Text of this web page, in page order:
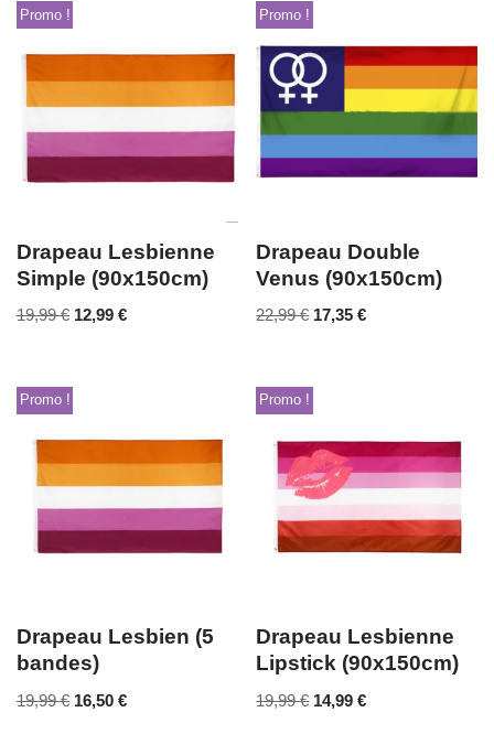
Promo !
Drapeau Lesbienne
Simple (90x150cm)
19,99€ 12,99 €
Promo !
Drapeau Double
Venus (90x150cm)
22,99€ 17,35€
Promo !
Drapeau Lesbien (5
bandes)
19,99€ 16,50 €
Promo !
Drapeau Lesbienne
Lipstick (90x150cm)
19,99€ 14,99€